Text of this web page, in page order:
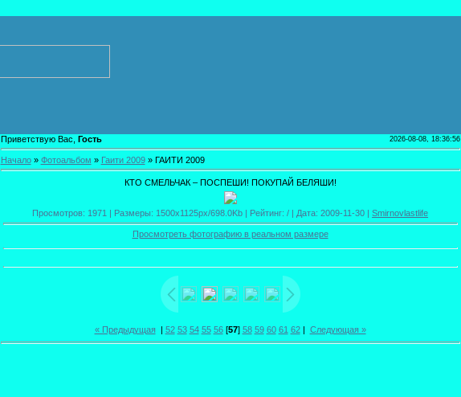
Приветствую Вас, Гость 2026-08-08, 18:36:56
Начало» Фотоальбом » Гаити 2009» ГАИТИ 2009
КТО СМЕЛЬЧАК – ПОСПЕШИ! ПОКУПАЙ БЕЛЯШИ!
Просмотров: 1971 | Размеры: 1500x1125px/698.0Kb | Рейтинг: / | Дата: 2009-11-30 |Smirnovlastlife
Просмотреть фотографию в реальном размере
« Предыдущая| 52 53 54 55 56[57] 58 59 60 61 62| Следующая »